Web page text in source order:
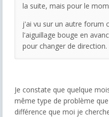
la suite, mais pour le
j'ai vu sur un autre forum
l'aiguillage bouge en
pour changer de direction.
Je constate que quelque
même type de problème
différence que moi je